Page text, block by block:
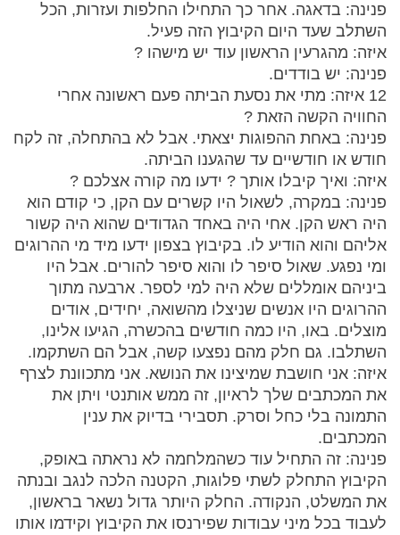
פנינה: בדאגה. אחר כך התחילו החלפות ועזרות, הכל
השתלב שעד היום הקיבוץ הזה פעיל.
איזה: מהגרעין הראשון עוד יש מישהו ?
פנינה: יש בודדים.
12 איזה: מתי את נסעת הביתה פעם ראשונה אחרי
החוויה הקשה הזאת ?
פנינה: באחת ההפוגות יצאתי. אבל לא בהתחלה, זה לקח
חודש או חודשיים עד שהגענו הביתה.
איזה: ואיך קיבלו אותך ? ידעו מה קורה אצלכם ?
פנינה: במקרה, לשאול היו קשרים עם הקן, כי קודם הוא
היה ראש הקן. אחי היה באחד הגדודים שהוא היה קשור
אליהם והוא הודיע לו. בקיבוץ בצפון ידעו מיד מי ההרוגים
ומי נפגע. שאול סיפר לו והוא סיפר להורים. אבל היו
ביניהם אומללים שלא היה למי לספר. ארבעה מתוך
ההרוגים היו אנשים שניצלו מהשואה, יחידים, אודים
מוצלים. באו, היו כמה חודשים בהכשרה, הגיעו אלינו,
השתלבו. גם חלק מהם נפצעו קשה, אבל הם השתקמו.
איזה: אני חושבת שמיצינו את הנושא. אני מתכוונת לצרף
את המכתבים שלך לראיון, זה ממש אותנטי ויתן את
התמונה בלי כחל וסרק. תסבירי בדיוק את ענין
המכתבים.
פנינה: זה התחיל עוד כשהמלחמה לא נראתה באופק,
הקיבוץ התחלק לשתי פלוגות, הקטנה הלכה לנגב ובנתה
את המשלט, הנקודה. החלק היותר גדול נשאר בראשון,
לעבוד בכל מיני עבודות שפירנסו את הקיבוץ וקידמו אותו